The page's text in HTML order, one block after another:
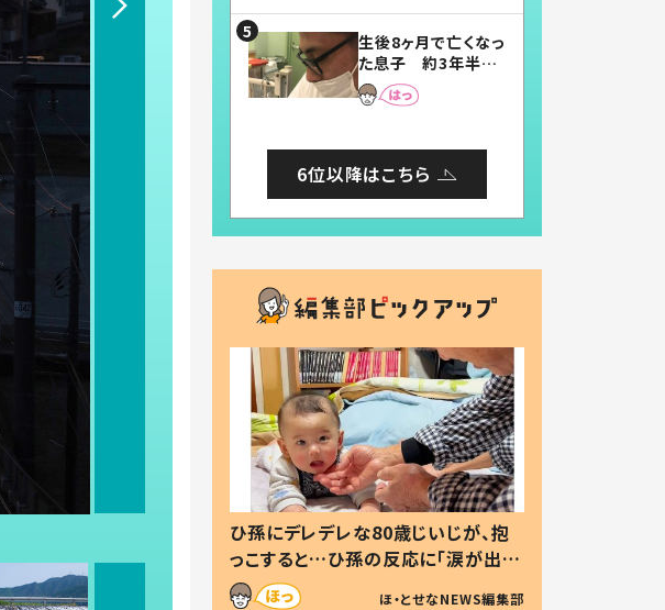
まらない」「幸せにな
れる」
生後8ヶ月で亡くなっ
た息子 約3年半
後、当時の妻の日記
に書いてあった本音
6位以降はこちら
ひ孫にデレデレな80歳じいじが、抱
っこすると…ひ孫の反応に「涙が出ま
した」「可愛くて仕方ない」
ほ・とせなNEWS編集部